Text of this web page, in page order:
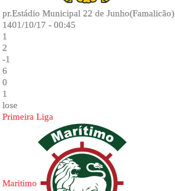
pr.Estádio Municipal 22 de Junho(Famalicão)
1401/10/17 - 00:45
1
2
-1
6
0
1
lose
Primeira Liga
Maritimo